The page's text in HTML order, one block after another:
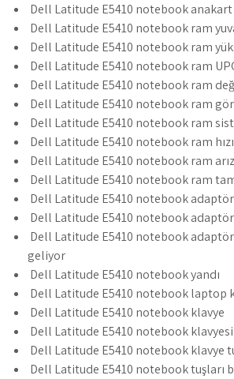
Dell Latitude E5410 notebook anakart
Dell Latitude E5410 notebook ram
Dell Latitude E5410 notebook ram
Dell Latitude E5410 notebook ram
Dell Latitude E5410 notebook ram
Dell Latitude E5410 notebook ram
Dell Latitude E5410 notebook ram
Dell Latitude E5410 notebook ram hızı
Dell Latitude E5410 notebook ram
Dell Latitude E5410 notebook ram
Dell Latitude E5410 notebook adaptör
Dell Latitude E5410 notebook
Dell Latitude E5410 notebook
geliyor
Dell Latitude E5410 notebook yandı
Dell Latitude E5410 notebook laptop
Dell Latitude E5410 notebook klavye
Dell Latitude E5410 notebook klavyesi
Dell Latitude E5410 notebook klavye
Dell Latitude E5410 notebook tuşları